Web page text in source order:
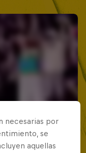
necesarias por
se
aquellas